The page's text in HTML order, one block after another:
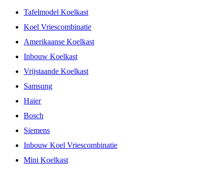
Tafelmodel Koelkast
Koel Vriescombinatie
Amerikaanse Koelkast
Inbouw Koelkast
Vrijstaande Koelkast
Samsung
Haier
Bosch
Siemens
Inbouw Koel Vriescombinatie
Mini Koelkast